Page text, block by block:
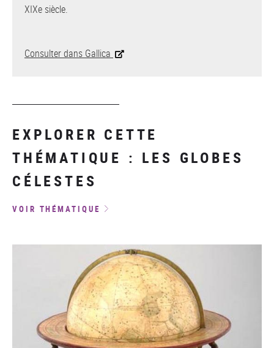
XIXe siècle.
Consulter dans Gallica
EXPLORER CETTE
THÉMATIQUE : LES GLOBES
CÉLESTES
VOIR THÉMATIQUE